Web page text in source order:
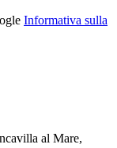
Informativa sulla
al Mare,